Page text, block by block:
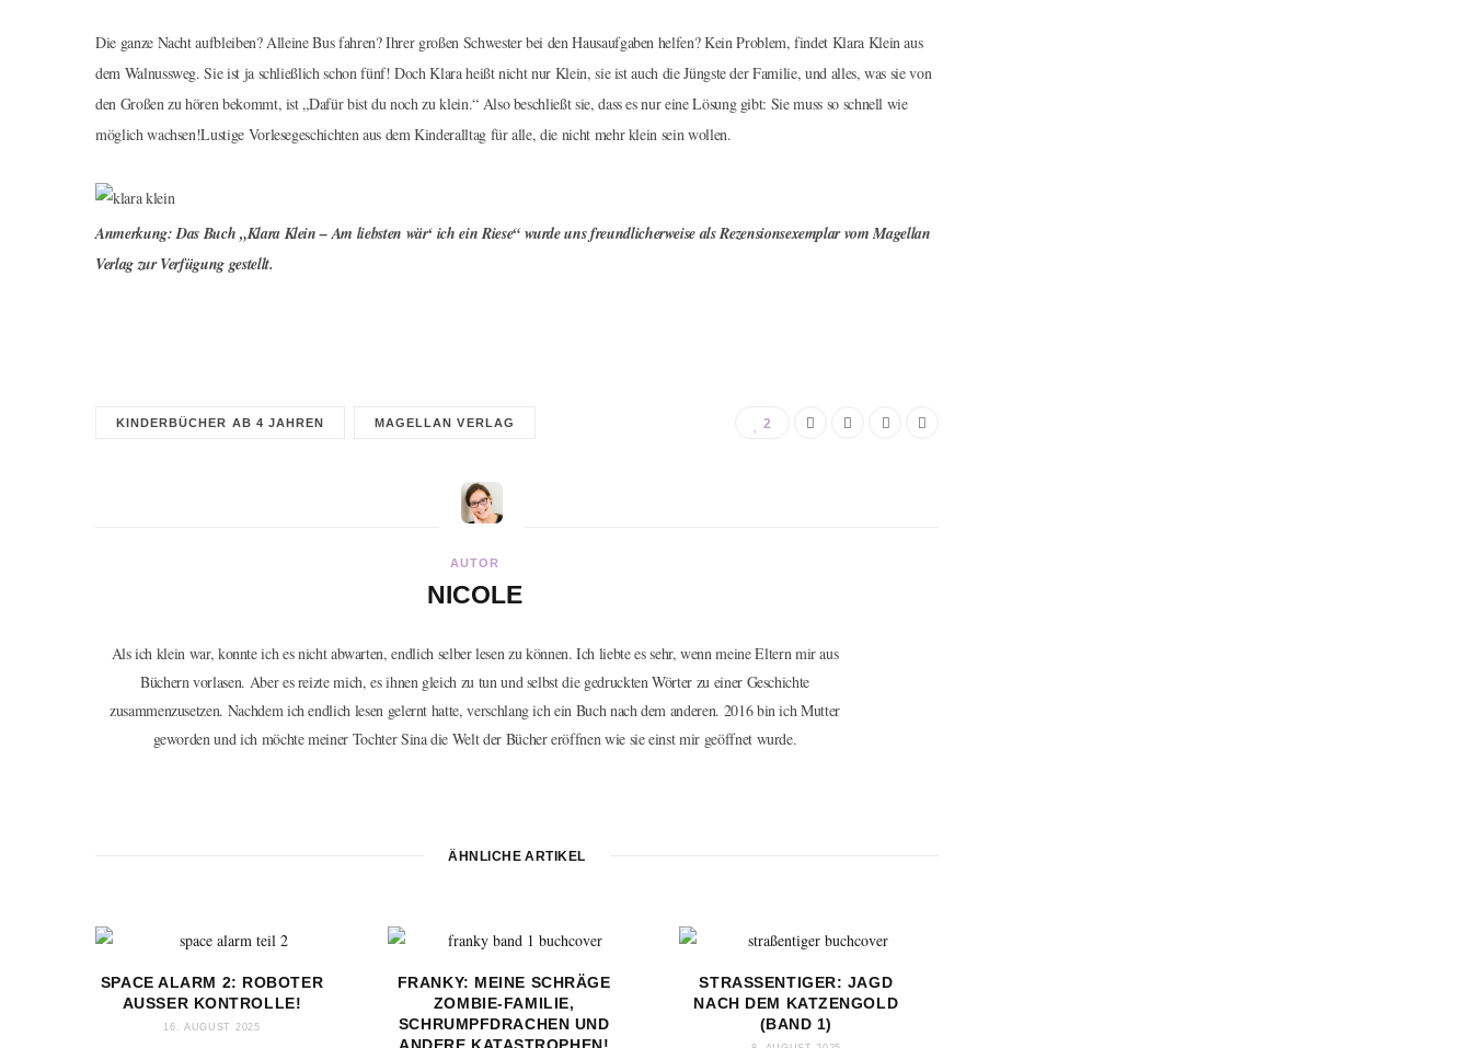
Die ganze Nacht aufbleiben? Alleine Bus fahren? Ihrer großen Schwester bei den Hausaufgaben helfen? Kein Problem, findet Klara Klein aus
dem Walnussweg. Sie ist ja schließlich schon fünf! Doch Klara heißt nicht nur Klein, sie ist auch die Jüngste der Familie, und alles, was sie von
den Großen zu hören bekommt, ist „Dafür bist du noch zu klein.“ Also beschließt sie, dass es nur eine Lösung gibt: Sie muss so schnell wie
möglich wachsen!Lustige Vorlesegeschichten aus dem Kinderalltag für alle, die nicht mehr klein sein wollen.
Anmerkung: Das Buch „Klara Klein – Am liebsten wär‘ ich ein Riese“ wurde uns freundlicherweise als Rezensionsexemplar vom Magellan
Verlag zur Verfügung gestellt.
KINDERBÜCHER AB 4 JAHREN MAGELLAN VERLAG 2
AUTOR
NICOLE
Als ich klein war, konnte ich es nicht abwarten, endlich selber lesen zu können. Ich liebte es sehr, wenn meine Eltern mir aus
Büchern vorlasen. Aber es reizte mich, es ihnen gleich zu tun und selbst die gedruckten Wörter zu einer Geschichte
zusammenzusetzen. Nachdem ich endlich lesen gelernt hatte, verschlang ich ein Buch nach dem anderen. 2016 bin ich Mutter
geworden und ich möchte meiner Tochter Sina die Welt der Bücher eröffnen wie sie einst mir geöffnet wurde.
ÄHNLICHE ARTIKEL
SPACE ALARM 2: ROBOTER
AUSSER KONTROLLE!
16. AUGUST 2025
FRANKY: MEINE SCHRÄGE
ZOMBIE-FAMILIE,
SCHRUMPFDRACHEN UND
STRASSENTIGER: JAGD N
ACH DEM KATZENGOLD (
BAND 1)